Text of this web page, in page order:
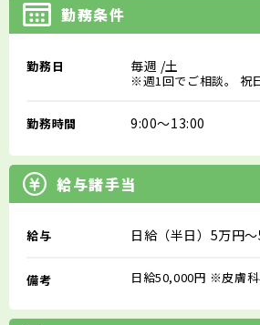
勤務条件
勤務日 毎週 /土
※週1回でご相談。 祝
勤務時間 9:00～13:00
給与諸手当
給与 日給（半日）5万円
備考 日給50,000円 ※皮膚